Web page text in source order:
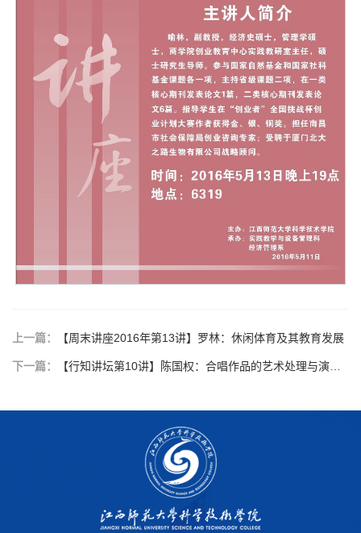
上一篇： 【周末讲座2016年第13讲】罗林：休闲体育及其教育发展
下一篇： 【行知讲坛第10讲】陈国权：合唱作品的艺术处理与演唱分析